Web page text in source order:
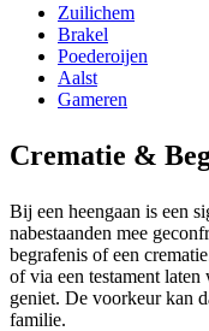
Zuilichem
Brakel
Poederoijen
Aalst
Gameren
Crematie &
Bij een heengaan is een
nabestaanden mee
begrafenis of een
of via een testament
geniet. De voorkeur kan
familie.